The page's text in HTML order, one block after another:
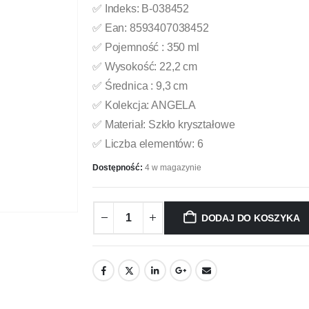
✅ Indeks: B-038452
✅ Ean: 8593407038452
✅ Pojemność : 350 ml
✅ Wysokość: 22,2 cm
✅ Średnica : 9,3 cm
✅ Kolekcja: ANGELA
✅ Materiał: Szkło kryształowe
✅ Liczba elementów: 6
Dostępność: 4 w magazynie
DODAJ DO KOSZYKA